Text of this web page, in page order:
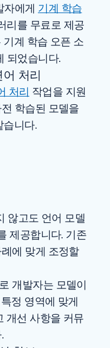
자에게 기계 학습
리를 무료로 제공
계 학습 오픈 소
되었습니다.
처리
처리 작업을 지원
학습된 모델을
습니다.
않고도 언어 모델
제공합니다. 기존
에 맞게 조정할
개발자는 모델이
정 영역에 맞게
개선 사항을 커뮤